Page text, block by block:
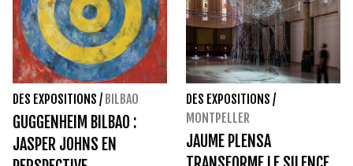
DES EXPOSITIONS / BILBAO
GUGGENHEIM BILBAO :
JASPER JOHNS EN
DES EXPOSITIONS /
MONTPELLER
JAUME PLENSA